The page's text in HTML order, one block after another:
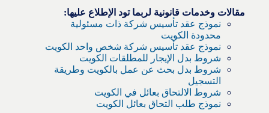
مقالات وخدمات قانونية لربما تود الإطلاع عليها:
نموذج عقد تأسيس شركة ذات مسئولية
محدودة الكويت
نموذج عقد تأسيس شركة شخص واحد الكويت
شروط بدل الإيجار للمطلقات الكويت
شروط بدل بحث عن عمل بالكويت وطريقة
التسجيل
شروط الالتحاق بعائل في الكويت
نموذج طلب التحاق بعائل الكويت